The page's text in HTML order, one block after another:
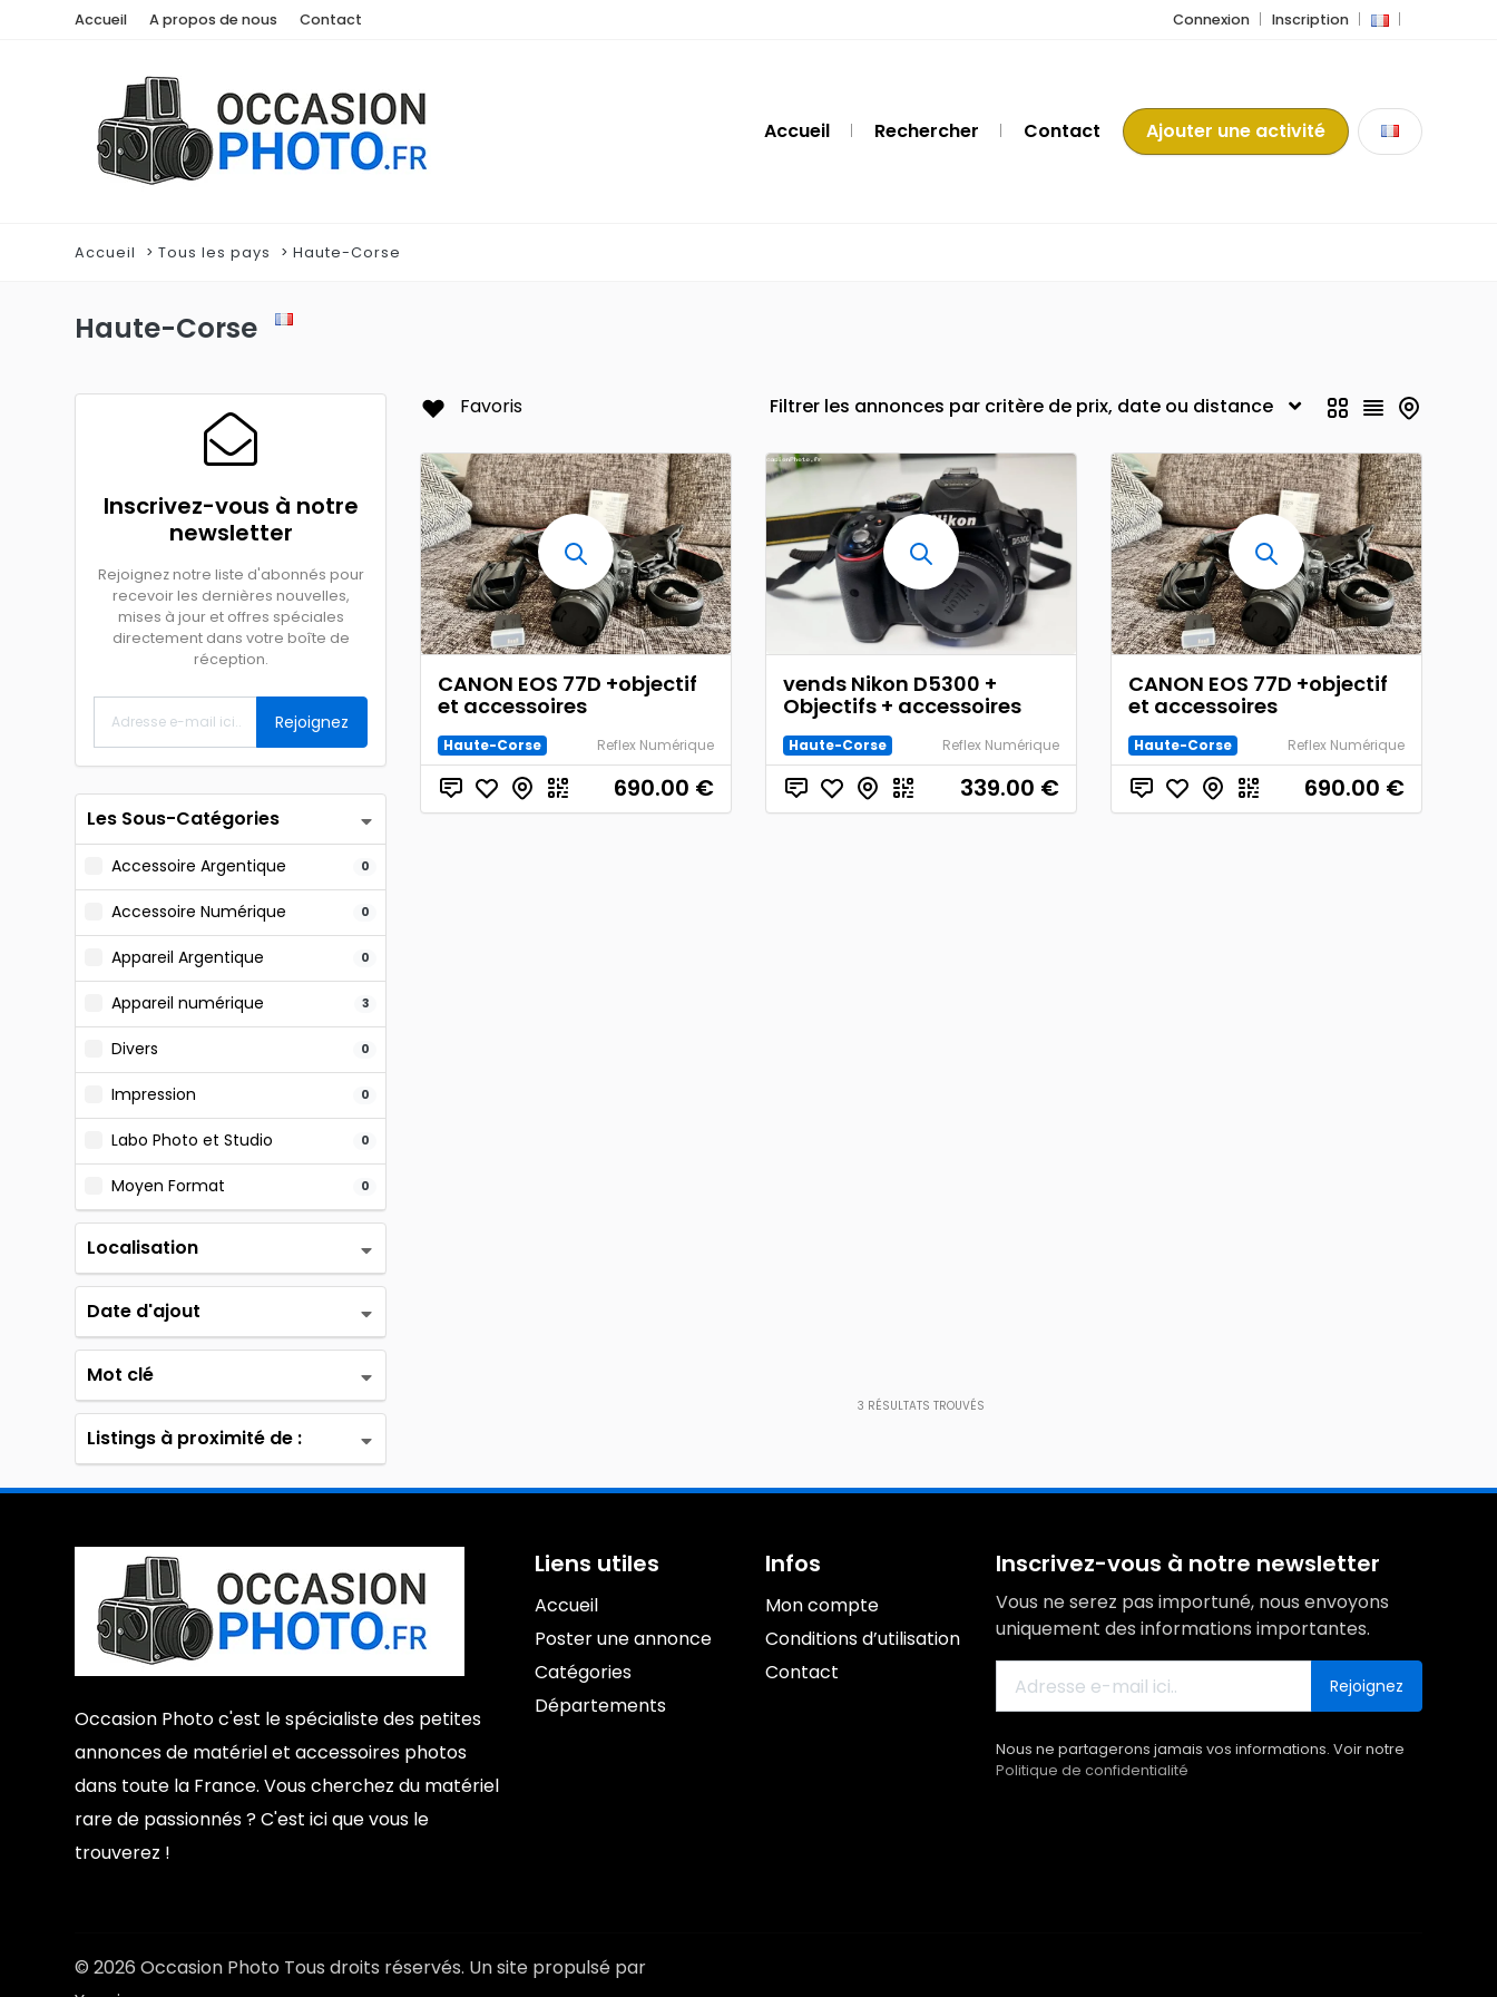
Accueil A propos de nous Contact Connexion Inscription
Accueil Rechercher Contact Ajouter une activité
Accueil Tous les pays Haute-Corse
Haute-Corse
Inscrivez-vous à notre
newsletter
Rejoignez notre liste d'abonnés pour
recevoir les dernières nouvelles,
mises à jour et offres spéciales
directement dans votre boîte de
réception.
Rejoignez
Les Sous-Catégories
Accessoire Argentique 0
Accessoire Numérique 0
Appareil Argentique 0
Appareil numérique 3
Divers 0
Impression 0
Labo Photo et Studio 0
Moyen Format 0
Localisation
Date d'ajout
Mot clé
Listings à proximité de :
Favoris
CANON EOS 77D +objectif
et accessoires
Haute-Corse Reflex Numérique
690.00 €
vends Nikon D5300 +
Objectifs + accessoires
Haute-Corse Reflex Numérique
339.00 €
CANON EOS 77D +objectif
et accessoires
Haute-Corse Reflex Numérique
690.00 €
3 RÉSULTATS TROUVÉS
Occasion Photo c'est le spécialiste des petites
annonces de matériel et accessoires photos
dans toute la France. Vous cherchez du matériel
rare de passionnés ? C'est ici que vous le
trouverez !
Liens utiles
Accueil
Poster une annonce
Catégories
Départements
Infos
Mon compte
Conditions d’utilisation
Contact
Inscrivez-vous à notre newsletter
Vous ne serez pas importuné, nous envoyons
uniquement des informations importantes.
Rejoignez
Nous ne partagerons jamais vos informations. Voir notre
Politique de confidentialité
© 2026 Occasion Photo Tous droits réservés. Un site propulsé par